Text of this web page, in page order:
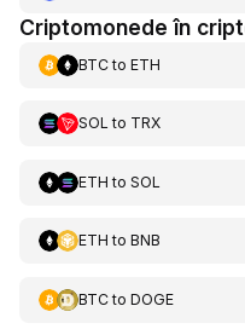
Criptomonede în
BTCto ETH
SOL to TRX
ETH to SOL
ETH to BNB
BTCto DOGE